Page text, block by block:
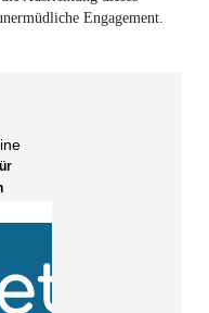
Engagement.